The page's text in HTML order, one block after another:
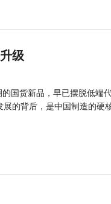
级
国货新品，早已摆脱低
的背后，是中国制造的硬